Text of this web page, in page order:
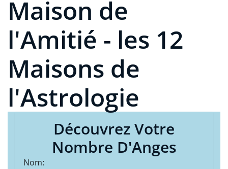
Maison de
l'Amitié - les 12
Maisons de
l'Astrologie
Découvrez Votre
Nombre D'Anges
Nom: